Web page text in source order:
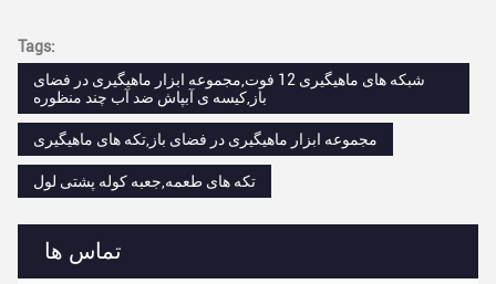
تماس ها
Tags:
شبکه های ماهیگیری 12 فوت,مجموعه ابزار ماهیگیری در فضای
باز,کیسه ی آبپاش ضد آب چند منظوره
مجموعه ابزار ماهیگیری در فضای باز,تکه های ماهیگیری
تکه های طعمه,جعبه کوله پشتی لول